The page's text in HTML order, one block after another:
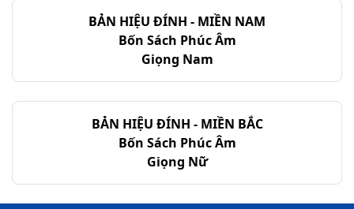
I Sa-mu-ên - Chương 30
I Sa-mu-ên - Chương 31
BẢN HIỆU ĐÍNH - MIỀN NAM
Bốn Sách Phúc Âm
Giọng Nam
BẢN HIỆU ĐÍNH - MIỀN BẮC
Bốn Sách Phúc Âm
Giọng Nữ